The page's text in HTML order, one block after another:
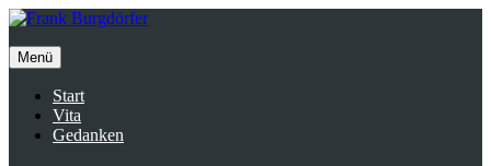
Inhalte
Menü
Start
Vita
Gedanken